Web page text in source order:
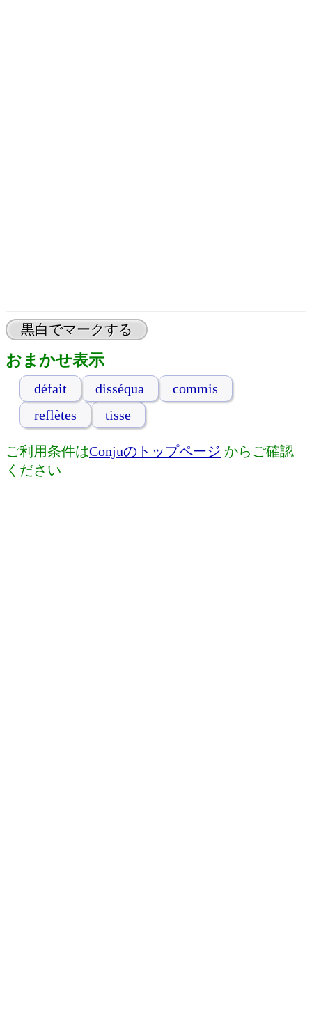
黒白でマークする
おまかせ表示
défait disséqua
commis
reflètes
tisse
ご利用条件はConjuのトップページ からご確認
ください